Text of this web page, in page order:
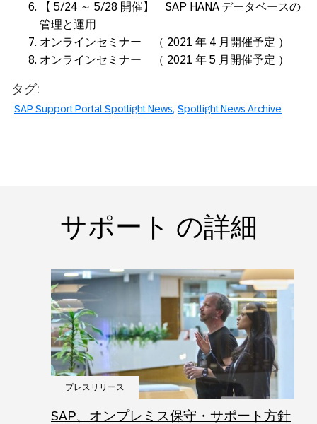
【 5/24 ～ 5/28 開催】 SAP HANA データベースの
管理と運用
オンラインセミナー （ 2021 年 4 月開催予定 ）
オンラインセミナー （ 2021 年 5 月開催予定 ）
タグ:
SAP Support Portal Spotlight News Spotlight News Archive
サポート の詳細
プレスリリース
SAP、オンプレミス保守・サポート方針